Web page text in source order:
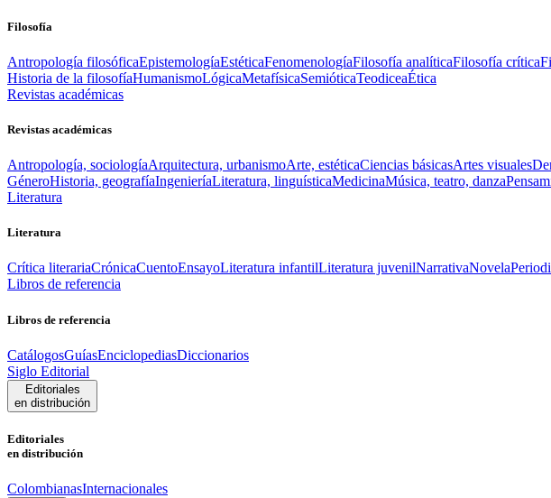
Filosofía
Antropología filosóficaEpistemologíaEstéticaFenomenologíaFilosofía analíticaFilosofía crítica
Historia de la filosofíaHumanismoLógicaMetafísicaSemióticaTeodiceaÉtica
Revistas académicas
Revistas académicas
Antropología, sociologíaArquitectura, urbanismoArte, estéticaCiencias básicasArtes visuales
GéneroHistoria, geografíaIngenieríaLiteratura, linguísticaMedicinaMúsica, teatro, danza
Literatura
Literatura
Crítica literariaCrónicaCuentoEnsayoLiteratura infantilLiteratura juvenilNarrativaNovela
Libros de referencia
Libros de referencia
CatálogosGuíasEnciclopediasDiccionarios
Siglo Editorial
Editoriales
en distribución
Editoriales
en distribución
ColombianasInternacionales